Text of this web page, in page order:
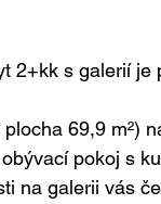
2+kk s galerií je
69,9 m²)
pokoj s
na galerii vás